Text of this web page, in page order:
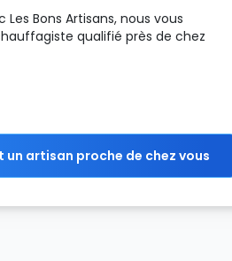
Bons Artisans, nous vous
qualifié près de chez
artisan proche de chez vous